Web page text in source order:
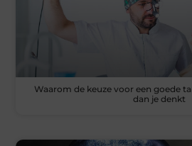
Waarom de keuze voor een goede
dan je denkt